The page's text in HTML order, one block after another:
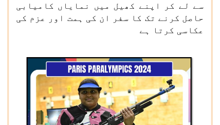
سے لے کر اپنے کھیل میں نمایاں کامیابی
حاصل کرنے تک کا سفر ان کی ہمت اور عزم کی
عکاسی کرتا ہے